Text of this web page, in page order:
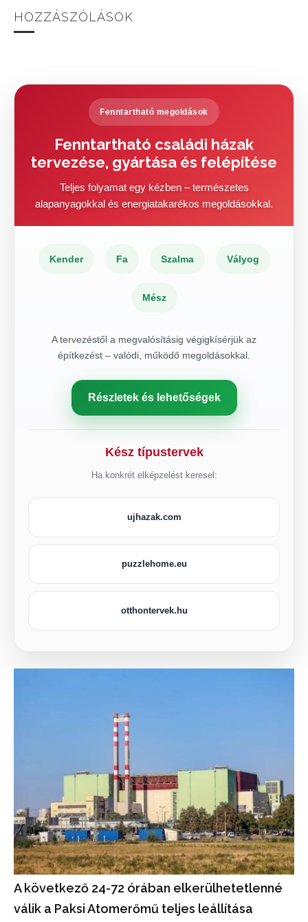
HOZZÁSZÓLÁSOK
Fenntartható megoldások
Fenntartható családi házak
tervezése, gyártása és felépítése
Teljes folyamat egy kézben – természetes
alapanyagokkal és energiatakarékos megoldásokkal.
Kender Fa Szalma Vályog
Mész
A tervezéstől a megvalósításig végigkísérjük az
építkezést – valódi, működő megoldásokkal.
Részletek és lehetőségek
Kész típustervek
Ha konkrét elképzelést keresel:
ujhazak.com
puzzlehome.eu
otthontervek.hu
A következő 24-72 órában elkerülhetetlenné
válik a Paksi Atomerőmű teljes leállítása